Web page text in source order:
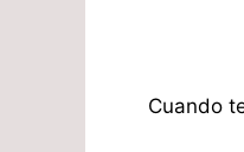
Cuando